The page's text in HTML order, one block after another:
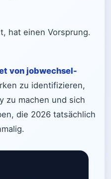
hat einen Vorsprung.
von jobwechsel-
zu identifizieren,
zu machen und sich
die 2026 tatsächlich